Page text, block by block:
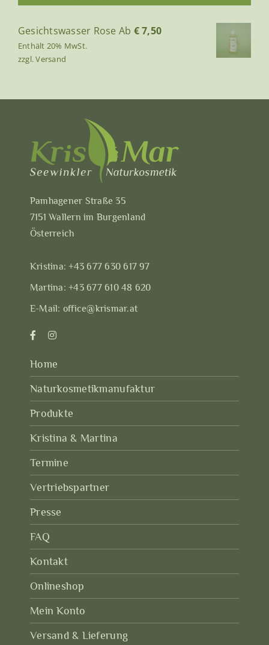
Gesichtswasser Rose Ab €7,50
Enthält 20% MwSt.
zzgl.Versand
Pamhagener Straße 35
7151 Wallern im Burgenland
Österreich
Kristina:+43 677 630 617 97
Martina:+43 677 610 48 620
E-Mail: office@krismar.at
Home
Naturkosmetikmanufaktur
Produkte
Kristina & Martina
Termine
Vertriebspartner
Presse
FAQ
Kontakt
Onlineshop
Mein Konto
Versand & Lieferung